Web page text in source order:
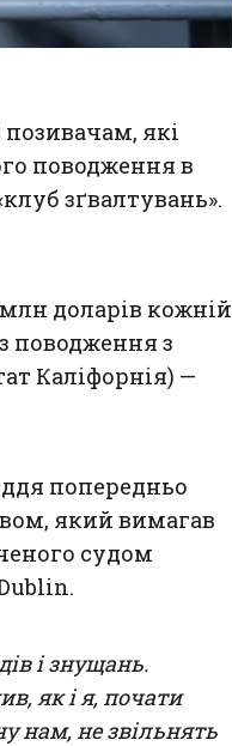
які
поводження в
зґвалтувань».
доларів кожній
поводження з
Каліфорнія) —
попередньо
який вимагав
судом
і знущань.
як і я, почати
нам, не звільнять